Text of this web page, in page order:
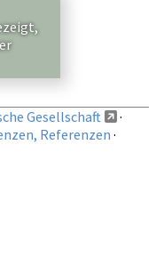
anzeigen
Gesellschaft
·
Referenzen ·